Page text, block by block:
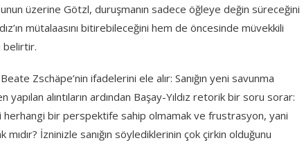
üzerine Götzl, duruşmanın sadece öğleye değin süreceğini
mütalaasını bitirebileceğini hem de öncesinde müvekkili
belirtir.
Zschäpe’nin ifadelerini ele alır: Sanığın yeni savunma
alıntıların ardından Başay-Yıldız retorik bir soru sorar:
herhangi bir perspektife sahip olmamak ve frustrasyon, yani
İzninizle sanığın söylediklerinin çok çirkin olduğunu